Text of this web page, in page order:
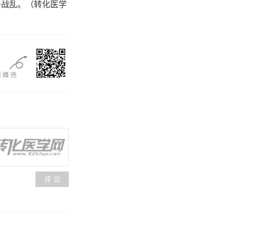
乱。（转化医学
评 论